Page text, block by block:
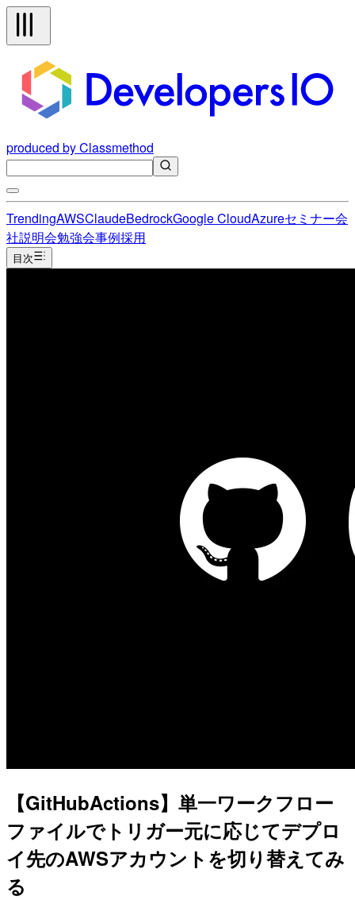
produced by Classmethod
TrendingAWSClaudeBedrockGoogle CloudAzureセミナー会
社説明会勉強会事例採用
目次
【GitHubActions】単一ワークフロー
ファイルでトリガー元に応じてデプロ
イ先のAWSアカウントを切り替えてみ
る